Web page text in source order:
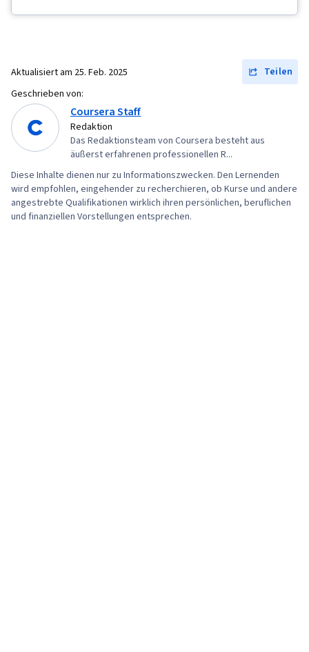
Aktualisiert am 25. Feb. 2025
Teilen
Geschrieben von:
Coursera Staff
Redaktion
Das Redaktionsteam von Coursera besteht aus
äußerst erfahrenen professionellen R...
Diese Inhalte dienen nur zu Informationszwecken. Den Lernenden
wird empfohlen, eingehender zu recherchieren, ob Kurse und andere
angestrebte Qualifikationen wirklich ihren persönlichen, beruflichen
und finanziellen Vorstellungen entsprechen.